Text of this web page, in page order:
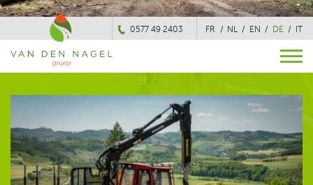
FR NL EN DE IT
0577 49 2403